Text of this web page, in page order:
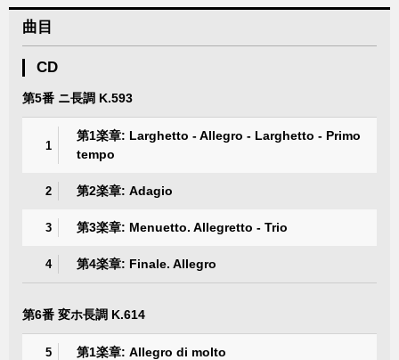
曲目
CD
第5番 ニ長調 K.593
1
第1楽章: Larghetto - Allegro - Larghetto - Primo
tempo
2 第2楽章: Adagio
3 第3楽章: Menuetto. Allegretto - Trio
4 第4楽章: Finale. Allegro
第6番 変ホ長調 K.614
5 第1楽章: Allegro di molto